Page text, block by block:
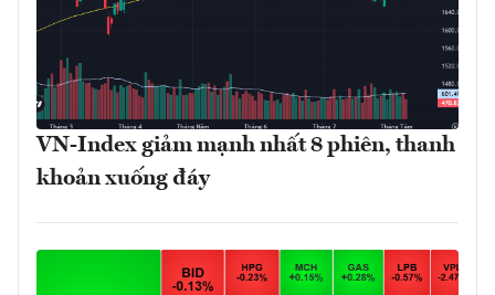
VN-Index giảm mạnh nhất 8 phiên, thanh
khoản xuống đáy